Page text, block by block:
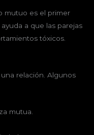
mutuo es el primer
a que las parejas
tóxicos.
relación. Algunos
mutua.